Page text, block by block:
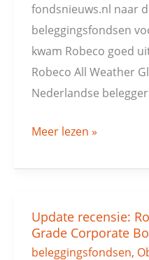
fondsnieuws.nl naar
beleggingsfondsen
kwam Robeco goed
Robeco All Weather
Nederlandse
Weather
Fund
Meer lezen »
Update recensie:
Grade Corporate
beleggingsfondsen,
Update
recensie: